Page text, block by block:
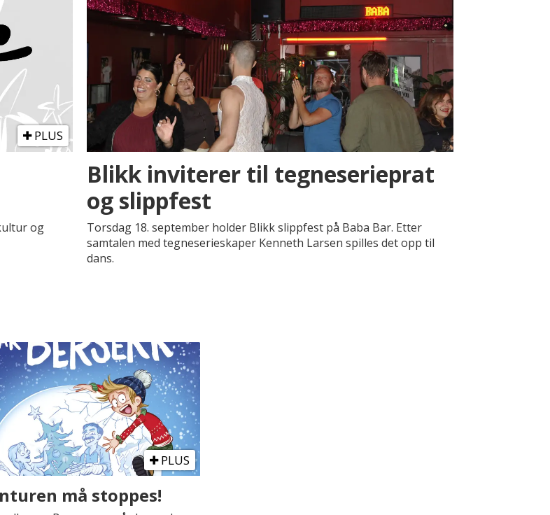
PLUS
og
Blikk inviterer til tegneserieprat
og slippfest
Torsdag 18. september holder Blikk slippfest på Baba Bar. Etter
samtalen med tegneserieskaper Kenneth Larsen spilles det opp til
dans.
PLUS
må stoppes!